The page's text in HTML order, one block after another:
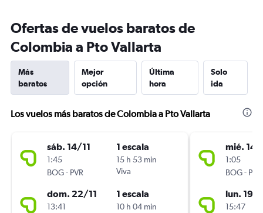
Ofertas de vuelos baratos de
Colombia a Pto Vallarta
Más
baratos
Mejor
opción
Última
hora
Solo
ida
Los vuelos más baratos de Colombia a Pto Vallarta
sáb. 14/11
1:45
BOG- PVR
1 escala
15 h 53 min
Viva
dom. 22/11
13:41
1 escala
10 h 04 min
mié. 14/
1:05
BOG- PVR
lun. 19/
15:47